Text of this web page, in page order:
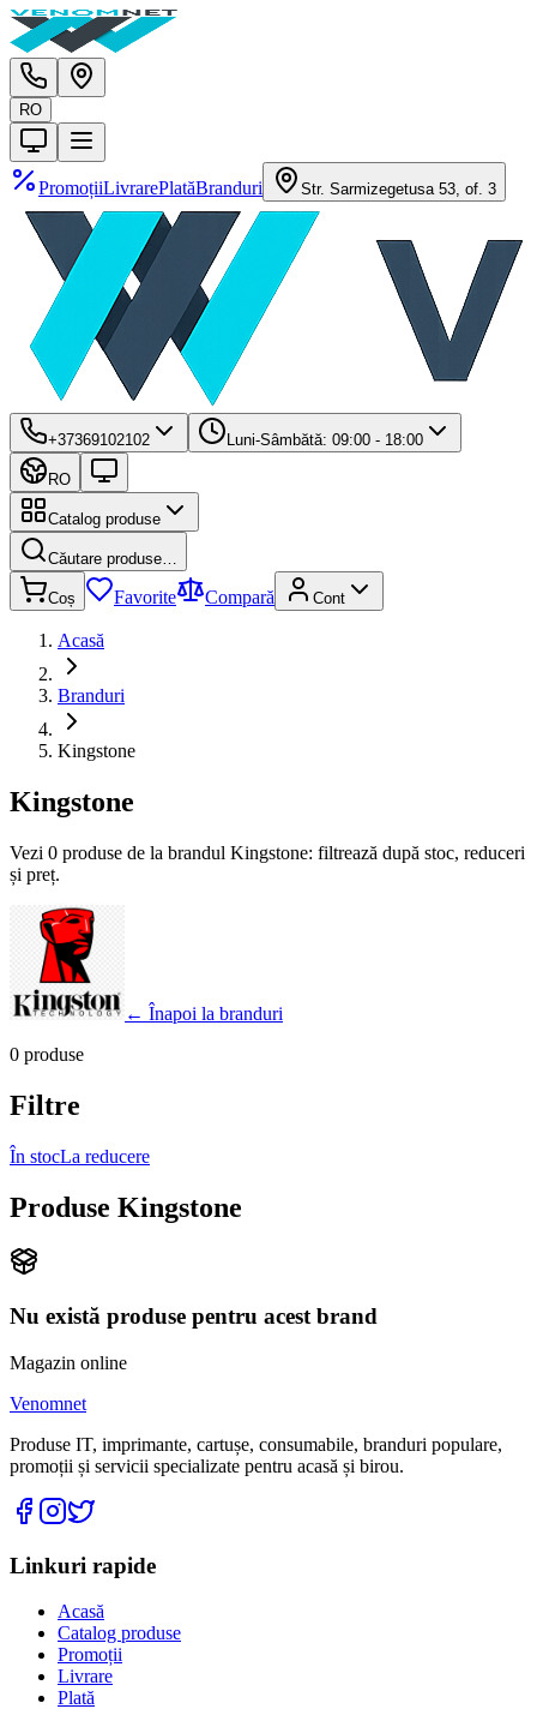
RO
PromoțiiLivrarePlatăBranduri Str. Sarmizegetusa 53, of. 3
+37369102102 Luni-Sâmbătă: 09:00 - 18:00
RO
Catalog produse
Căutare produse…
Coș Favorite Compară Cont
Acasă
Branduri
Kingstone
Kingstone
Vezi 0 produse de la brandul Kingstone: filtrează după stoc, reduceri
și preț.
← Înapoi la branduri
0 produse
Filtre
În stocLa reducere
Produse Kingstone
Nu există produse pentru acest brand
Magazin online
Venomnet
Produse IT, imprimante, cartușe, consumabile, branduri populare,
promoții și servicii specializate pentru acasă și birou.
Linkuri rapide
Acasă
Catalog produse
Promoții
Livrare
Plată